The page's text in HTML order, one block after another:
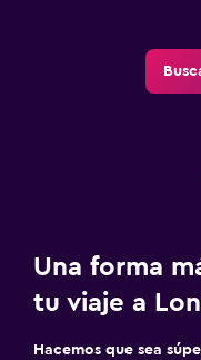
Una forma
tu viaje a
Hacemos que sea